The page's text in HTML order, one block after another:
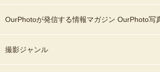
OurPhotoが発信する情報マガジン OurPhoto写
撮影ジャンル